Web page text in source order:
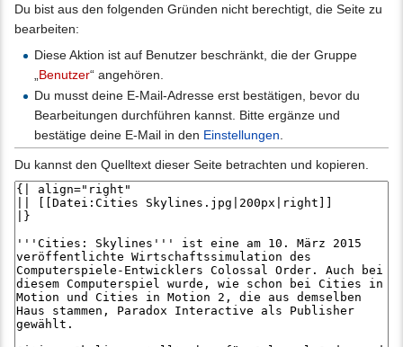
Du bist aus den folgenden Gründen nicht berechtigt, die Seite zu
bearbeiten:
Diese Aktion ist auf Benutzer beschränkt, die der Gruppe
Benutzer“ angehören.
Du musst deine E-Mail-Adresse erst bestätigen, bevor du
Bearbeitungen durchführen kannst. Bitte ergänze und
bestätige deine E-Mail in den Einstellungen
Du kannst den Quelltext dieser Seite betrachten und kopieren.